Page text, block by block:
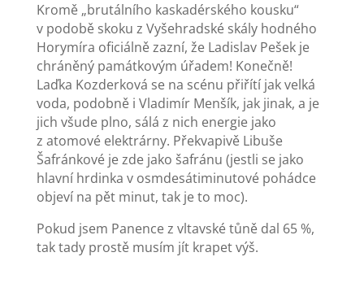
Kromě „brutálního kaskadérského kousku“
v podobě skoku z Vyšehradské skály hodného
Horymíra oficiálně zazní, že Ladislav Pešek je
chráněný památkovým úřadem! Konečně!
Laďka Kozderková se na scénu přiřítí jak velká
voda, podobně i Vladimír Menšík, jak jinak, a je
jich všude plno, sálá z nich energie jako
z atomové elektrárny. Překvapivě Libuše
Šafránkové je zde jako šafránu (jestli se jako
hlavní hrdinka v osmdesátiminutové pohádce
objeví na pět minut, tak je to moc).
Pokud jsem Panence z vltavské tůně dal 65 %,
tak tady prostě musím jít krapet výš.